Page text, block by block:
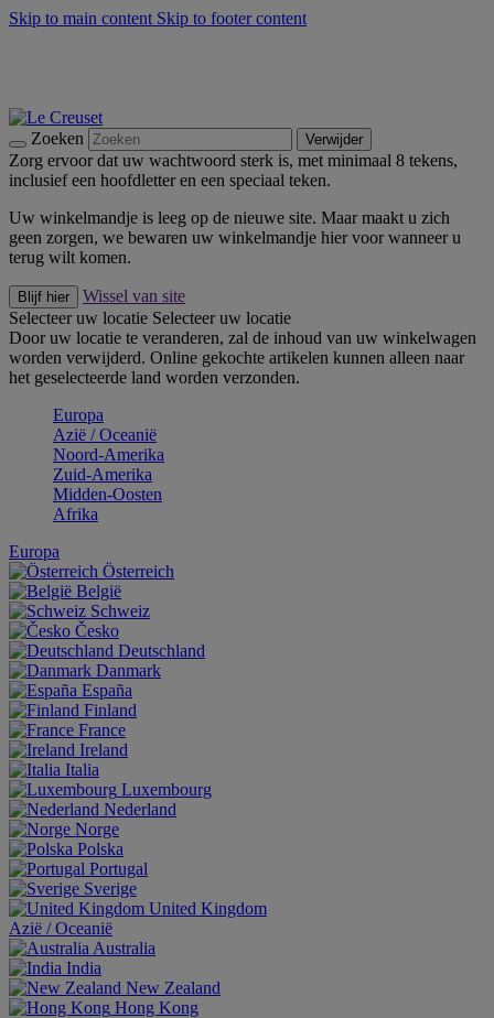
Skip to main content Skip to footer content
Zoeken Verwijder
Zorg ervoor dat uw wachtwoord sterk is, met minimaal 8 tekens,
inclusief een hoofdletter en een speciaal teken.
Uw winkelmandje is leeg op de nieuwe site. Maar maakt u zich
geen zorgen, we bewaren uw winkelmandje hier voor wanneer u
terug wilt komen.
Blijf hier
Wissel van site
Selecteer uw locatie Selecteer uw locatie
Door uw locatie te veranderen, zal de inhoud van uw winkelwagen
worden verwijderd. Online gekochte artikelen kunnen alleen naar
het geselecteerde land worden verzonden.
Europa
Aziё / Oceaniё
Noord-Amerika
Zuid-Amerika
Midden-Oosten
Afrika
Europa
Österreich
België
Schweiz
Česko
Deutschland
Danmark
España
Finland
France
Ireland
Italia
Luxembourg
Nederland
Norge
Polska
Portugal
Sverige
United Kingdom
Aziё / Oceaniё
Australia
India
New Zealand
Hong Kong